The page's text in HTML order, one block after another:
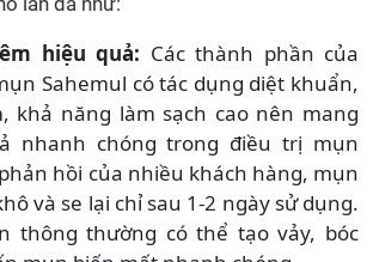
hiệu quả: Các thành phần của
Sahemul có tác dụng diệt khuẩn,
khả năng làm sạch cao nên mang
nhanh chóng trong điều trị mụn
hồi của nhiều khách hàng, mụn
và se lại chỉ sau 1-2 ngày sử dụng.
thông thường có thể tạo vảy, bóc